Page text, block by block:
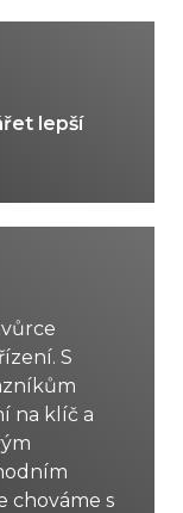
lepší
S
na klíč a
chováme s